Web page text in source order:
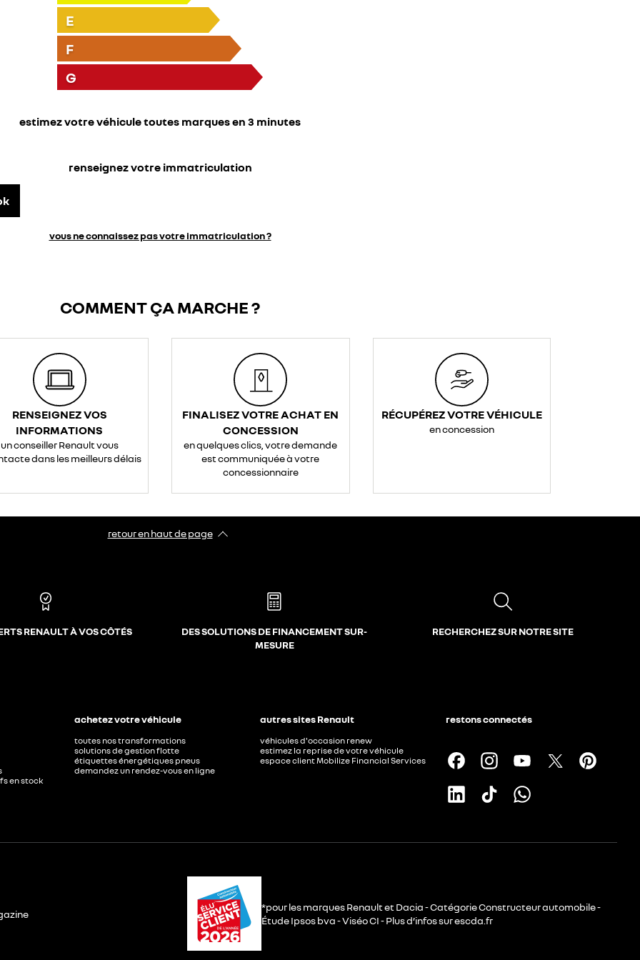
E
F
G
estimez votre véhicule toutes marques en 3 minutes
renseignez votre immatriculation
vous ne connaissez pas votre immatriculation ?
COMMENT ÇA MARCHE ?
RENSEIGNEZ VOS
INFORMATIONS
un conseiller Renault vous
dans les meilleurs délais
FINALISEZ VOTRE ACHAT EN
CONCESSION
en quelques clics, votre demande
est communiquée à votre
concessionnaire
RÉCUPÉREZ VOTRE VÉHICULE
en concession
retour en haut de page​
RENAULT À VOS CÔTÉS
DES SOLUTIONS DE FINANCEMENT SUR-
MESURE
RECHERCHEZ SUR NOTRE SITE
en stock
achetez votre véhicule
toutes nos transformations
solutions de gestion flotte
étiquettes énergétiques pneus
demandez un rendez-vous en ligne
autres sites Renault
véhicules d'occasion renew
estimez la reprise de votre véhicule
espace client Mobilize Financial Services
restons connectés
*pour les marques Renault et Dacia - Catégorie Constructeur automobile -
Étude Ipsos bva - Viséo CI - Plus d’infos sur escda.fr